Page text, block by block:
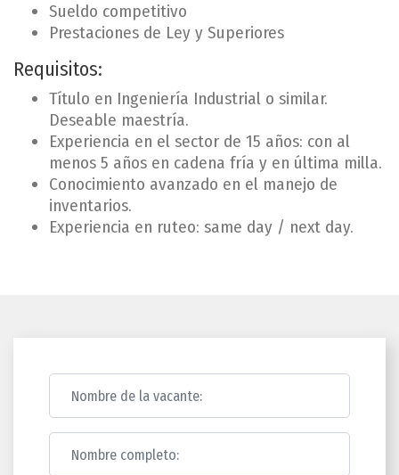
Sueldo competitivo
Prestaciones de Ley y Superiores
Requisitos:
Título en Ingeniería Industrial o similar.
Deseable maestría.
Experiencia en el sector de 15 años: con al
menos 5 años en cadena fría y en última milla.
Conocimiento avanzado en el manejo de
inventarios.
Experiencia en ruteo: same day / next day.